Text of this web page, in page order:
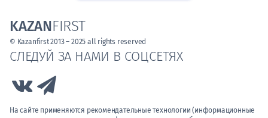
СЛЕДУЙ ЗА НАМИ В СОЦСЕТЯХ
Link to Vk
На сайте применяются рекомендательные технологии (информационные
KAZANFIRST
© Kazanfirst 2013 – 2025 all rights reserved